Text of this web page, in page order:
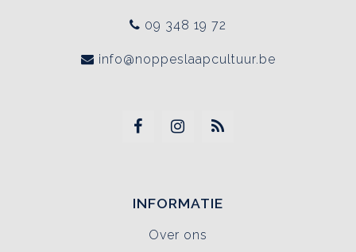
09 348 19 72
info@noppeslaapcultuur.be
INFORMATIE
Over ons